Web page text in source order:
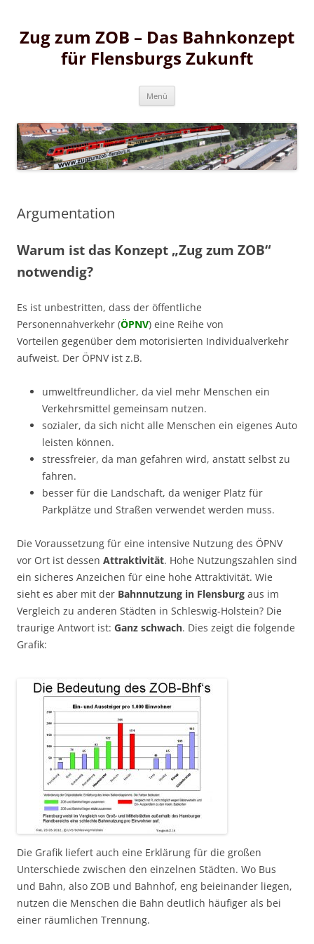
Inhalt
springen
Zug zum ZOB – Das Bahnkonzept
für Flensburgs Zukunft
Menü
Argumentation
Warum ist das Konzept „Zug zum ZOB“
notwendig?
Es ist unbestritten, dass der öffentliche
Personennahverkehr (ÖPNV) eine Reihe von
Vorteilen gegenüber dem motorisierten Individualverkehr
aufweist. Der ÖPNV ist z.B.
umweltfreundlicher, da viel mehr Menschen ein
Verkehrsmittel gemeinsam nutzen.
sozialer, da sich nicht alle Menschen ein eigenes Auto
leisten können.
stressfreier, da man gefahren wird, anstatt selbst zu
fahren.
besser für die Landschaft, da weniger Platz für
Parkplätze und Straßen verwendet werden muss.
Die Voraussetzung für eine intensive Nutzung des ÖPNV
vor Ort ist dessen Attraktivität. Hohe Nutzungszahlen sind
ein sicheres Anzeichen für eine hohe Attraktivität. Wie
sieht es aber mit der Bahnnutzung in Flensburg aus im
Vergleich zu anderen Städten in Schleswig-Holstein? Die
traurige Antwort ist: Ganz schwach. Dies zeigt die folgende
Grafik:
Die Grafik liefert auch eine Erklärung für die großen
Unterschiede zwischen den einzelnen Städten. Wo Bus
und Bahn, also ZOB und Bahnhof, eng beieinander liegen,
nutzen die Menschen die Bahn deutlich häufiger als bei
einer räumlichen Trennung.